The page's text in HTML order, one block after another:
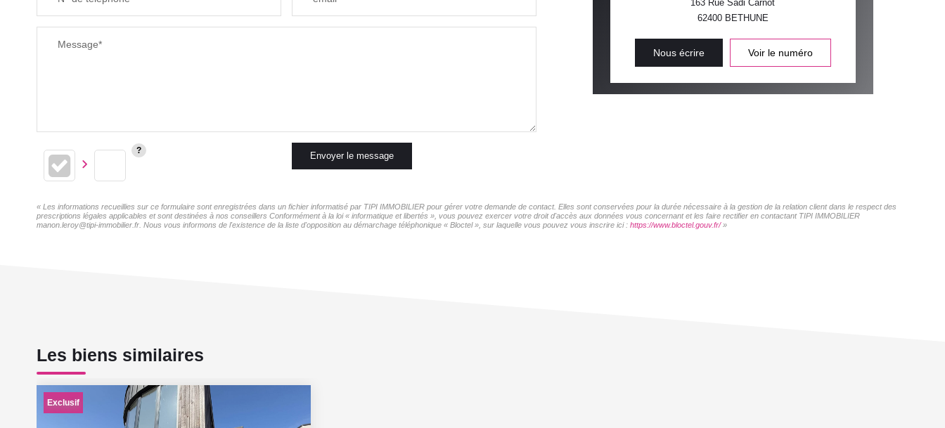
Message*
Envoyer le message
163 Rue Sadi Carnot
62400 BETHUNE
Nous écrire Voir le numéro
« Les informations recueillies sur ce formulaire sont enregistrées dans un fichier informatisé par TIPI IMMOBILIER pour gérer votre demande de contact. Elles sont conservées pour la durée nécessaire à la gestion de la relation client dans le respect des
prescriptions légales applicables et sont destinées à nos conseillers Conformément à la loi « informatique et libertés », vous pouvez exercer votre droit d'accès aux données vous concernant et les faire rectifier en contactant TIPI IMMOBILIER
manon.leroy@tipi-immobilier.fr. Nous vous informons de l'existence de la liste d'opposition au démarchage téléphonique « Bloctel », sur laquelle vous pouvez vous inscrire ici : https://www.bloctel.gouv.fr/»
Les biens similaires
Exclusif